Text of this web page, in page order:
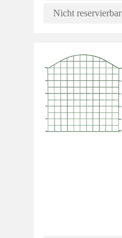
Nicht reservierbar